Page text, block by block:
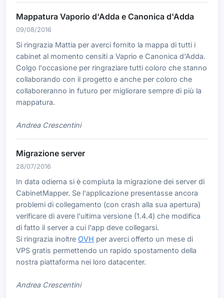
Mappatura Vaporio d'Adda e Canonica d'Adda
09/08/2016
Si ringrazia Mattia per averci fornito la mappa di tutti i
cabinet al momento censiti a Vaprio e Canonica d'Adda.
Colgo l'occasione per ringraziare tutti coloro che stanno
collaborando con il progetto e anche per coloro che
collaboreranno in futuro per migliorare sempre di più la
mappatura.
Andrea Crescentini
Migrazione server
28/07/2016
In data odierna si è compiuta la migrazione dei server di
CabinetMapper. Se l'applicazione presentasse ancora
problemi di collegamento (con crash alla sua apertura)
verificare di avere l'ultima versione (1.4.4) che modifica
di fatto il server a cui l'app deve collegarsi.
Si ringrazia inoltre OVH per averci offerto un mese di
VPS gratis permettendo un rapido spostamento della
nostra piattaforma nei loro datacenter.
Andrea Crescentini